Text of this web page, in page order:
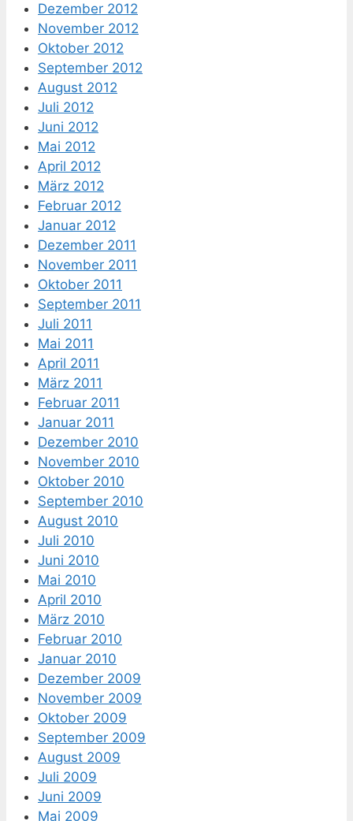
Dezember 2012
November 2012
Oktober 2012
September 2012
August 2012
Juli 2012
Juni 2012
Mai 2012
April 2012
März 2012
Februar 2012
Januar 2012
Dezember 2011
November 2011
Oktober 2011
September 2011
Juli 2011
Mai 2011
April 2011
März 2011
Februar 2011
Januar 2011
Dezember 2010
November 2010
Oktober 2010
September 2010
August 2010
Juli 2010
Juni 2010
Mai 2010
April 2010
März 2010
Februar 2010
Januar 2010
Dezember 2009
November 2009
Oktober 2009
September 2009
August 2009
Juli 2009
Juni 2009
Mai 2009